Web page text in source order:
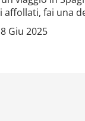
fai una
Giu 2025